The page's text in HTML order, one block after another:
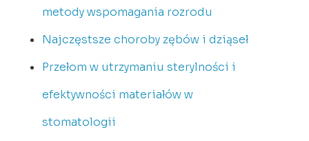
metody wspomagania rozrodu
Najczęstsze choroby zębów i dziąseł
Przełom w utrzymaniu sterylności i
efektywności materiałów w
stomatologii